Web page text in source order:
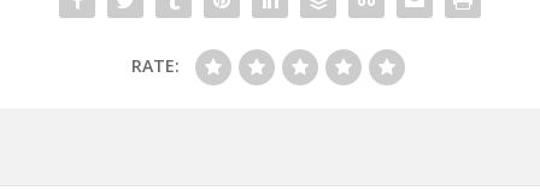
RATE: